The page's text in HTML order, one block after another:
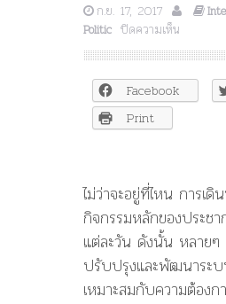
ก.ย. 17, 2017
Politic ปิดความเห็น
อินเดีย
จับ
มือ
ญี่ปุ่น
เพื่อ
เปลี่ยนแป
ประเทศ
Facebook
Print
ไม่ว่าจะอยู่ที่ไหน การเดิ
กิจกรรมหลักของประช
แต่ละวัน ดังนั้น หลายๆ
ปรับปรุงและพัฒนาระบ
เหมาะสมกับความต้องก